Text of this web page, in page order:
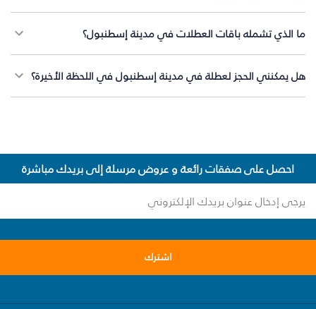
ما الذي تشمله باقات العطلات في مدينة إسطنبول؟
هل يمكنني الحجز لعطلة في مدينة إسطنبول في اللحظة الأخيرة؟
احصل على صفقات رائعة و عروض مرسلة إلى بريدك مباشرة
اشترك